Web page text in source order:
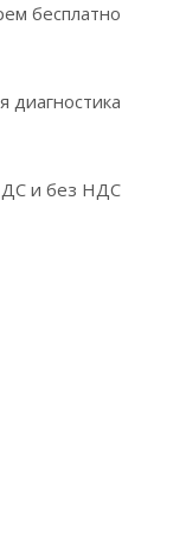
бесплатно
диагностика
и без НДС